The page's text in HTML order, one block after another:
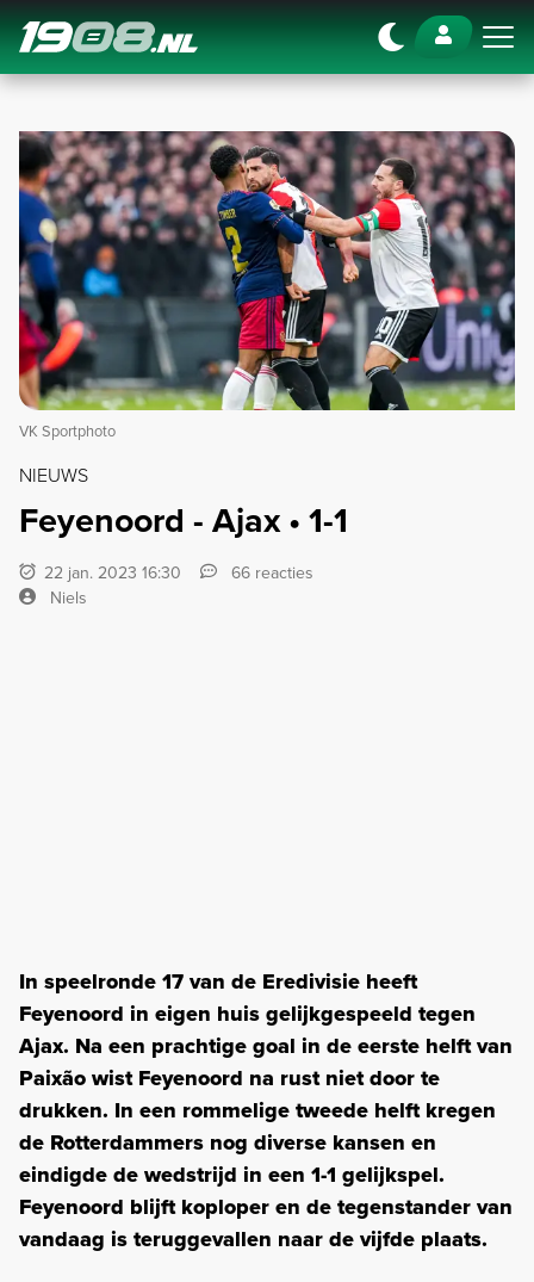
Navigation
VK Sportphoto
NIEUWS
Feyenoord - Ajax • 1-1
22 jan. 2023 16:30
66 reacties
Niels
In speelronde 17 van de Eredivisie heeft
Feyenoord in eigen huis gelijkgespeeld tegen
Ajax. Na een prachtige goal in de eerste helft van
Paixão wist Feyenoord na rust niet door te
drukken. In een rommelige tweede helft kregen
de Rotterdammers nog diverse kansen en
eindigde de wedstrijd in een 1-1 gelijkspel.
Feyenoord blijft koploper en de tegenstander van
vandaag is teruggevallen naar de vijfde plaats.